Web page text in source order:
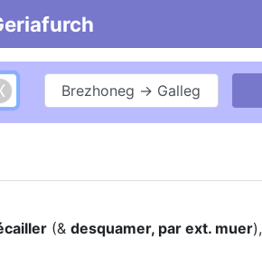
Brezhoneg → Galleg
(& desquamer, par ext. muer),